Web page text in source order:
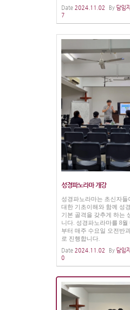
Date 2024.11.02 By 담임
7
성경파노라마 개강
성경파노라마는 초신자들
대한 기초이해와 함께 성
기본 골격을 갖추게 하는
니다. 성경파노라마를 8월
부터 매주 수요일 오전반
로 진행합니다.
Date 2024.11.02 By 담임
0